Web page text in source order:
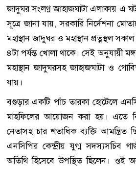
জাদুঘর সংলগ্ন জাহাজঘাটা এলাকায় এ
সূত্রে জানা যায়, সরকারি নির্দেশনা
মহাস্থান জাদুঘর ও মহাস্থান প্রত্নস্থল
৪টা পর্যন্ত খোলা থাকে। সেই অনুযায়ী
মহাস্থান জাদুঘরসহ জাহাজঘাটা ও
যায়।
বগুড়ার একটি পাঁচ তারকা হোটেলে
মাহফিলের আয়োজন করা হয়। এতে
নেতাসহ চার শতাধিক ব্যক্তি আমন্ত্রিত
এনসিপির কেন্দ্রীয় যুগ্ম সদস্যসচিব
অতিথি হিসেবে উপস্থিত ছিলেন। ওই